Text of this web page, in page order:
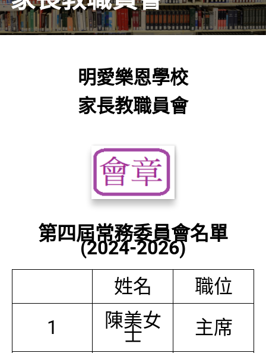
明愛樂恩學校
家長教職員會
第四屆常務委員會名單
(2024-2026)
姓名
職位
1
陳美女
士 主席